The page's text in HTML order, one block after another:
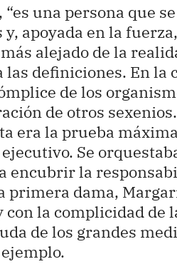
una persona que
apoyada en la
alejado de la
definiciones. En la
de los
de otros
era la prueba
Se
encubrir la
primera dama,
la complicidad de
de los grandes